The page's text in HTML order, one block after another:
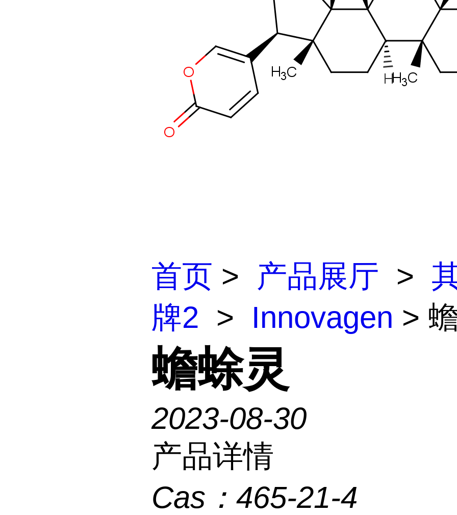
首页 > 产品展厅 >
牌2 > Innovagen >
蟾蜍灵
2023-08-30
产品详情
Cas： 465-21-4